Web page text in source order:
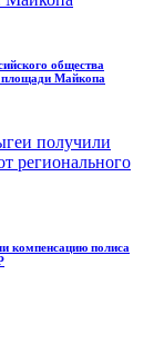
общества
Майкопа
компенсацию полиса